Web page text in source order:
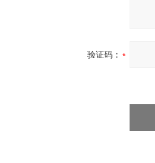
验证码：